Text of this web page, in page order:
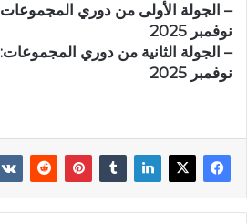
نوفمبر 2025
نوفمبر 2025